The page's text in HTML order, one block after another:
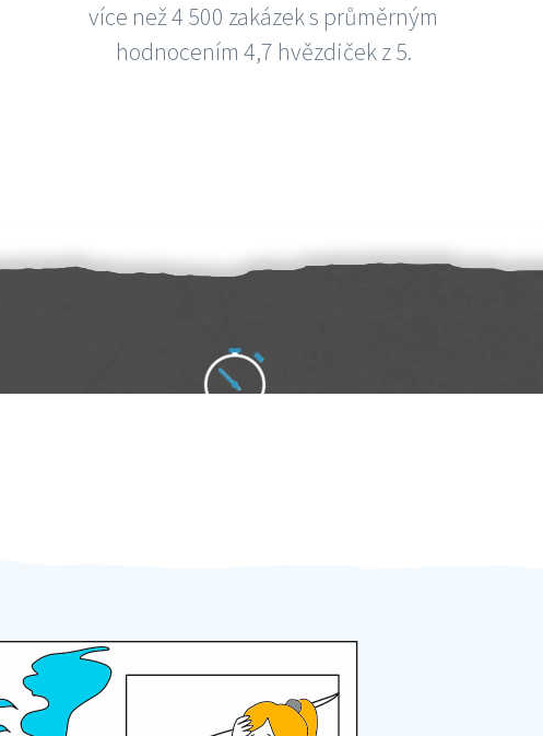
více než 4 500 zakázek s průměrným
hodnocením 4,7 hvězdiček z 5.